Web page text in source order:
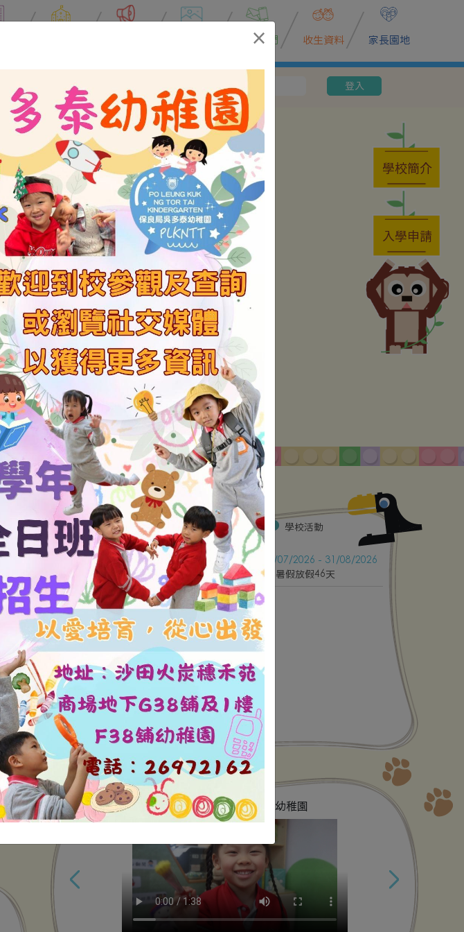
聯絡我們 收生資料 家長園地
登入名稱 密碼 登入
學校簡介
入學申請
校曆表
公眾假期 學校假期 學校活動
8月 2026
日 一 二 三 四 五 六
1
2
3 5 7
8
9
10 11 12 13 14
15
16
17 18 20 21
22
23
24 25 26 27 28
29
17/07/2026 - 31/08/2026
暑假放假46天
電視台
愉快校園 保良局吳多泰幼稚園
×